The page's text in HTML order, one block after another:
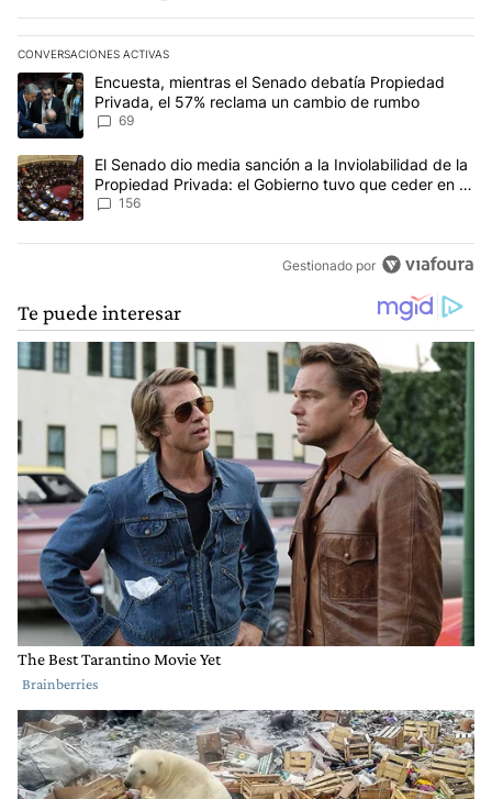
CONVERSACIONES ACTIVAS
Este listado muestra los artículos con más comentarios en los
Un artículo de tendencia con el título "Encuesta, mientras el
Encuesta, mientras el Senado debatía Propiedad
Privada, el 57% reclama un cambio de rumbo
69
Un artículo de tendencia con el título "El Senado dio media
El Senado dio media sanción a la Inviolabilidad de la
Propiedad Privada: el Gobierno tuvo que ceder en la
Ley del Manejo del Fuego
156
Gestionado por